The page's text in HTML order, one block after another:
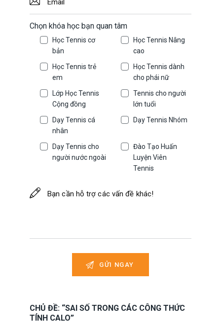
Chọn khóa học bạn quan tâm
Học Tennis cơ
bản
Học Tennis Nâng
cao
Học Tennis trẻ
em
Học Tennis dành
cho phái nữ
Lớp Học Tennis
Cộng đồng
Tennis cho người
lớn tuổi
Dạy Tennis cá
nhân
Dạy Tennis Nhóm
Dạy Tennis cho
người nước ngoài
Đào Tạo Huấn
Luyện Viên
Tennis
CHỦ ĐỀ: “SAI SỐ TRONG CÁC CÔNG THỨC
TÍNH CALO”